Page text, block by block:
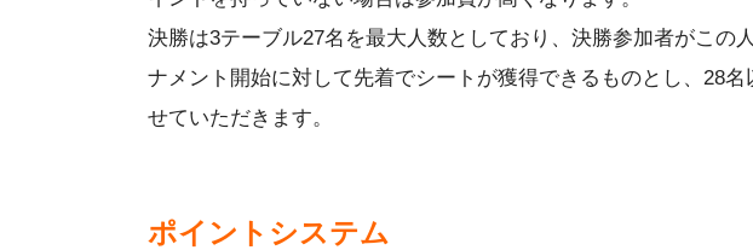
決勝は3テーブル27名を最大人数としており、決勝参加者がこの
ナメント開始に対して先着でシートが獲得できるものとし、28
せていただきます。
ポイントシステム